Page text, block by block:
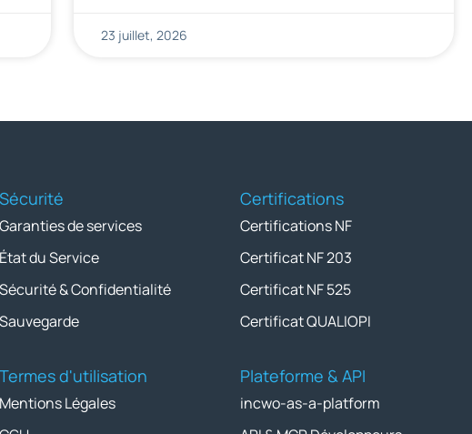
23 juillet, 2026
Sécurité
Garanties de services
État du Service
Sécurité & Confidentialité
Sauvegarde
Termes d'utilisation
Mentions Légales
Certifications
Certifications NF
Certificat NF 203
Certificat NF 525
Certificat QUALIOPI
Plateforme & API
incwo-as-a-platform